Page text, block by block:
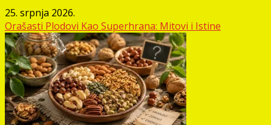
25. srpnja 2026.
Orašasti Plodovi Kao Superhrana: Mitovi i Istine